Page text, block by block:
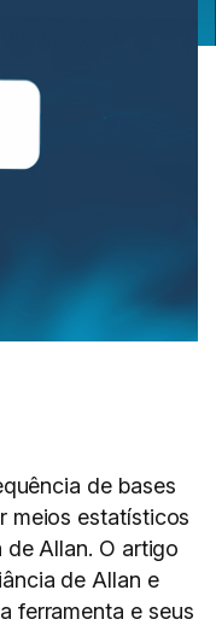
de bases
meios estatísticos
Allan. O artigo
de Allan e
ferramenta e seus